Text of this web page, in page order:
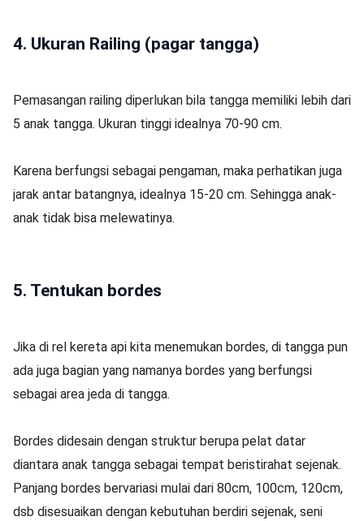
4. Ukuran Railing (pagar tangga)
Pemasangan railing diperlukan bila tangga memiliki lebih dari
5 anak tangga. Ukuran tinggi idealnya 70-90 cm.
Karena berfungsi sebagai pengaman, maka perhatikan juga
jarak antar batangnya, idealnya 15-20 cm. Sehingga anak-
anak tidak bisa melewatinya.
5. Tentukan bordes
Jika di rel kereta api kita menemukan bordes, di tangga pun
ada juga bagian yang namanya bordes yang berfungsi
sebagai area jeda di tangga.
Bordes didesain dengan struktur berupa pelat datar
diantara anak tangga sebagai tempat beristirahat sejenak.
Panjang bordes bervariasi mulai dari 80cm, 100cm, 120cm,
dsb disesuaikan dengan kebutuhan berdiri sejenak, seni